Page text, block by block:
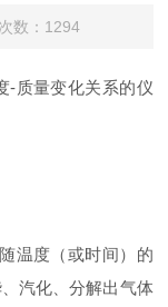
数：1294
-质量变化关系的仪
温度（或时间）的
汽化、分解出气体